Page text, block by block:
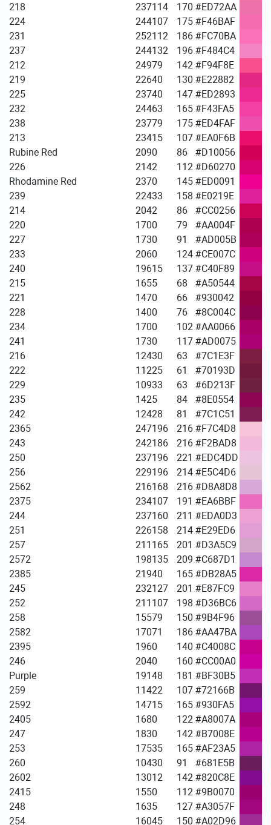
218
237114 170 #ED72AA
224
244107 175 #F46BAF
231
252112 186 #FC70BA
237
244132 196 #F484C4
212
24979 142 #F94F8E
219
22640 130 #E22882
225
23740 147 #ED2893
232
24463 165 #F43FA5
238
23779 175 #ED4FAF
213
23415 107 #EA0F6B
Rubine Red
2090 86
#D10056
226
2142 112 #D60270
Rhodamine Red
2370 145 #ED0091
239
22433 158 #E0219E
214
2042 86
#CC0256
220
1700 79
#AA004F
227
1730 91
#AD005B
233
2060 124 #CE007C
240
19615 137 #C40F89
215
1655 68
#A50544
221
1470 66
#930042
228
1400 76
#8C004C
234
1700 102 #AA0066
241
1730 117 #AD0075
216
12430 63
#7C1E3F
222
11225 61
#70193D
229
10933 63
#6D213F
235
1425 84
#8E0554
242
12428 81
#7C1C51
2365
247196 216 #F7C4D8
243
242186 216 #F2BAD8
250
237196 221 #EDC4DD
256
229196 214 #E5C4D6
2562
216168 216 #D8A8D8
2375
234107 191 #EA6BBF
244
237160 211 #EDA0D3
251
226158 214 #E29ED6
257
211 165 201 #D3A5C9
2572
198135 209 #C687D1
2385
21940 165 #DB28A5
245
232127 201 #E87FC9
252
211 107 198 #D36BC6
258
15579 150 #9B4F96
2582
17071 186 #AA47BA
2395
1960 140 #C4008C
246
2040 160 #CC00A0
Purple
191 48 181 #BF30B5
259
11422 107 #72166B
2592
14715 165 #930FA5
2405
1680 122 #A8007A
247
1830 142 #B7008E
253
17535 165 #AF23A5
260
10430 91
#681E5B
2602
13012 142 #820C8E
2415
1550 112 #9B0070
248
1635 127 #A3057F
254
16045 150 #A02D96